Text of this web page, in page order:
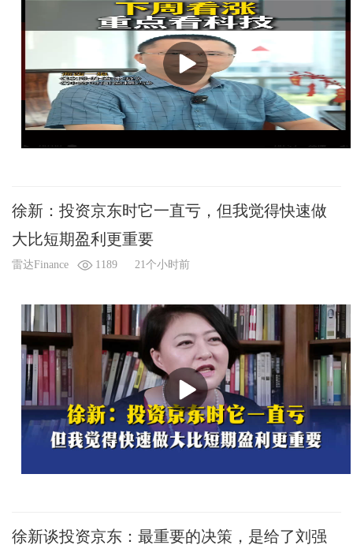
徐新：投资京东时它一直亏，但我觉得快速做
大比短期盈利更重要
雷达Finance 1189 21个小时前
徐新谈投资京东：最重要的决策，是给了刘强